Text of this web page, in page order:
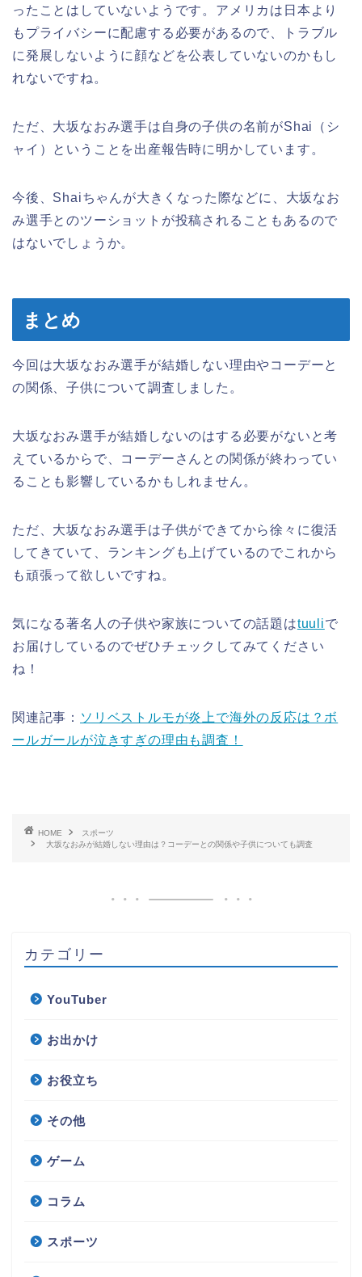
ったことはしていないようです。アメリカは日本より
もプライバシーに配慮する必要があるので、トラブル
に発展しないように顔などを公表していないのかもし
れないですね。
ただ、大坂なおみ選手は自身の子供の名前がShai（シ
ャイ）ということを出産報告時に明かしています。
今後、Shaiちゃんが大きくなった際などに、大坂なお
み選手とのツーショットが投稿されることもあるので
はないでしょうか。
まとめ
今回は大坂なおみ選手が結婚しない理由やコーデーと
の関係、子供について調査しました。
大坂なおみ選手が結婚しないのはする必要がないと考
えているからで、コーデーさんとの関係が終わってい
ることも影響しているかもしれません。
ただ、大坂なおみ選手は子供ができてから徐々に復活
してきていて、ランキングも上げているのでこれから
も頑張って欲しいですね。
気になる著名人の子供や家族についての話題はtuuliで
お届けしているのでぜひチェックしてみてください
ね！
関連記事： ソリベストルモが炎上で海外の反応は？ボ
ールガールが泣きすぎの理由も調査！
HOME
スポーツ
大坂なおみが結婚しない理由は？コーデーとの関係や子供についても調査
カテゴリー
YouTuber
お出かけ
お役立ち
その他
ゲーム
コラム
スポーツ